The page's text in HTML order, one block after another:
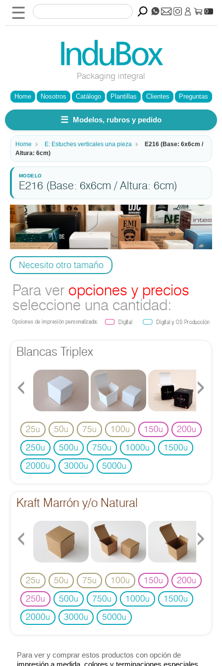
☰
Packaging integral
0
Home Nosotros Catálogo Plantillas Clientes Preguntas
☰ Modelos, rubros y pedido
Home E: Estuches verticales una pieza
E216 (Base: 6x6cm /
Altura: 6cm)
E216 (Base: 6x6cm / Altura: 6cm)
Necesito otro tamaño
Para ver opciones y precios
seleccione una cantidad:
Blancas Triplex
‹ ›
25u 50u 75u 100u 150u 200u
250u 500u 750u 1000u 1500u
2000u 3000u 5000u
Kraft Marrón y/o Natural
‹ ›
25u 50u 75u 100u 150u 200u
250u 500u 750u 1000u 1500u
2000u 3000u 5000u
Para ver y comprar estos productos con opción de